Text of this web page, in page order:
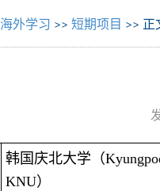
海外学习 >> 短期项目 >> 正
韩国庆北大学（
KNU）